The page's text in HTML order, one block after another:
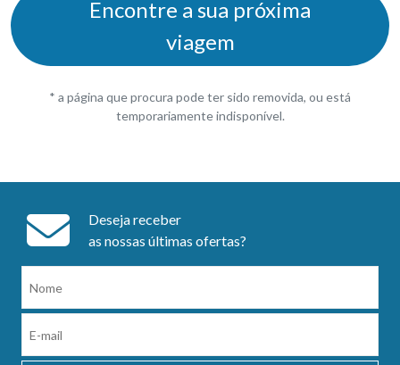
Encontre a sua próxima
viagem
* a página que procura pode ter sido removida, ou está
temporariamente indisponível.
Deseja receber
as nossas últimas ofertas?